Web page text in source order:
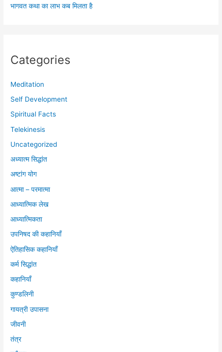
भागवत कथा का लाभ कब मिलता है
Categories
Meditation
Self Development
Spiritual Facts
Telekinesis
Uncategorized
अध्यात्म सिद्धांत
अष्टांग योग
आत्मा – परमात्मा
आध्यात्मिक लेख
आध्यात्मिकता
उपनिषद की कहानियाँ
ऐतिहासिक कहानियाँ
कर्म सिद्धांत
कहानियाँ
कुण्डलिनी
गायत्री उपासना
जीवनी
तंत्र